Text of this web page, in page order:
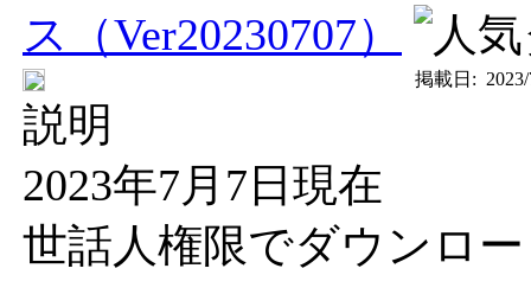
ス（Ver20230707）
掲載日:
説明
2023年7月7日現在
世話人権限でダウンロ